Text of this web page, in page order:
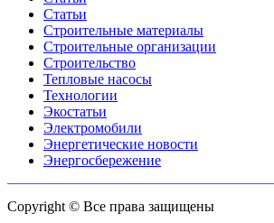
Статьи
Строительные материалы
Строительные организации
Строительство
Тепловые насосы
Технологии
Экостатьи
Электромобили
Энергетические новости
Энергосбережение
Copyright © Все права защищены